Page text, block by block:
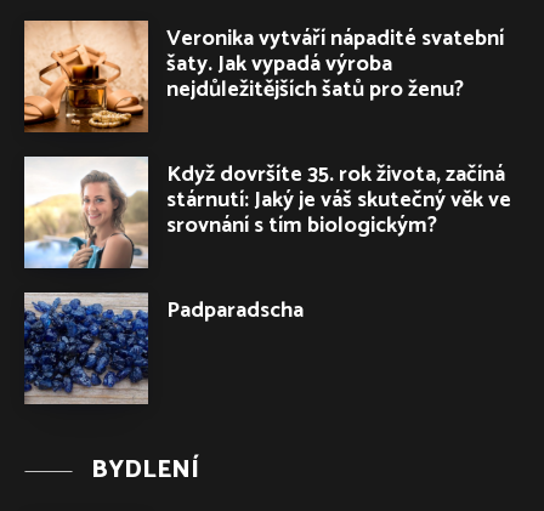
Veronika vytváří nápadité svatební
šaty. Jak vypadá výroba
nejdůležitějších šatů pro ženu?
Když dovršíte 35. rok života, začíná
stárnutí: Jaký je váš skutečný věk ve
srovnání s tím biologickým?
Padparadscha
BYDLENÍ